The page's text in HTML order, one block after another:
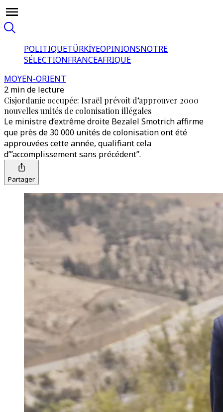
POLITIQUETÜRKİYEOPINIONSNOTRE
SÉLECTIONFRANCEAFRIQUE
MOYEN-ORIENT
2 min de lecture
Cisjordanie occupée: Israël prévoit d’approuver 2000
nouvelles unités de colonisation illégales
Le ministre d’extrême droite Bezalel Smotrich affirme
que près de 30 000 unités de colonisation ont été
approuvées cette année, qualifiant cela
d’”accomplissement sans précédent”.
Partager